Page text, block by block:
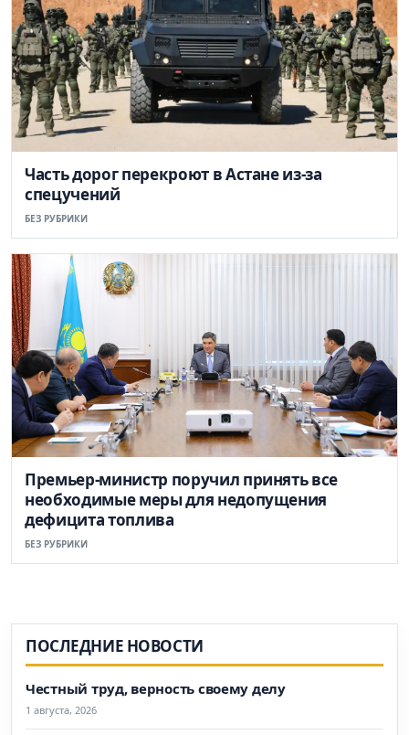
Часть дорог перекроют в Астане из-за
спецучений
БЕЗ РУБРИКИ
Премьер-министр поручил принять все
необходимые меры для недопущения
дефицита топлива
БЕЗ РУБРИКИ
ПОСЛЕДНИЕ НОВОСТИ
Честный труд, верность своему делу
1 августа, 2026